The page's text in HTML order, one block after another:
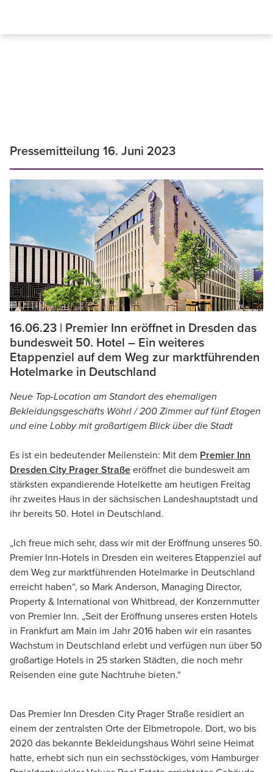
Pressemitteilung 16. Juni 2023
16.06.23 | Premier Inn eröffnet in Dresden das
bundesweit 50. Hotel – Ein weiteres
Etappenziel auf dem Weg zur marktführenden
Hotelmarke in Deutschland
Neue Top-Location am Standort des ehemaligen
Bekleidungsgeschäfts Wöhrl / 200 Zimmer auf fünf Etagen
und eine Lobby mit großartigem Blick über die Stadt
Es ist ein bedeutender Meilenstein: Mit dem Premier Inn
Dresden City Prager Straße eröffnet die bundesweit am
stärksten expandierende Hotelkette am heutigen Freitag
ihr zweites Haus in der sächsischen Landeshauptstadt und
ihr bereits 50. Hotel in Deutschland.
„Ich freue mich sehr, dass wir mit der Eröffnung unseres 50.
Premier Inn-Hotels in Dresden ein weiteres Etappenziel auf
dem Weg zur marktführenden Hotelmarke in Deutschland
erreicht haben“, so Mark Anderson, Managing Director,
Property & International von Whitbread, der Konzernmutter
von Premier Inn. „Seit der Eröffnung unseres ersten Hotels
in Frankfurt am Main im Jahr 2016 haben wir ein rasantes
Wachstum in Deutschland erlebt und verfügen nun über 50
großartige Hotels in 25 starken Städten, die noch mehr
Reisenden eine gute Nachtruhe bieten.“
Das Premier Inn Dresden City Prager Straße residiert an
einem der zentralsten Orte der Elbmetropole. Dort, wo bis
2020 das bekannte Bekleidungshaus Wöhrl seine Heimat
hatte, erhebt sich nun ein sechsstöckiges, vom Hamburger